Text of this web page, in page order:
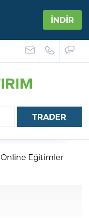
İNDİR
TRADER
Online Eğitimler